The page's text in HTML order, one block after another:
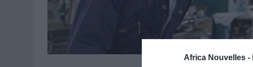
Africa Nouvelles -